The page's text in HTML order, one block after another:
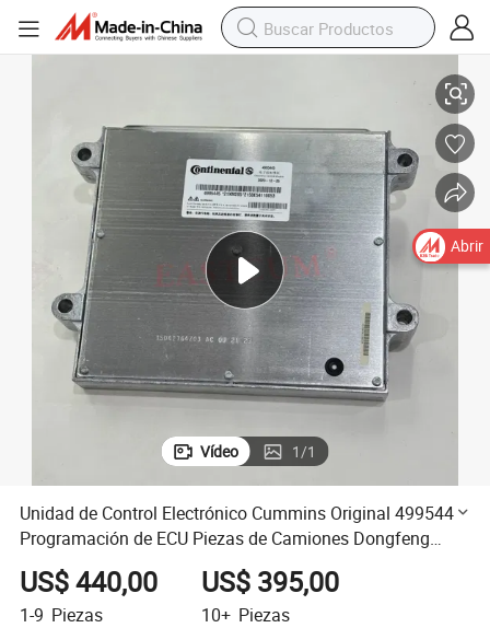
Vídeo 1/1
Unidad de Control Electrónico Cummins Original 4995445
Programación de ECU Piezas de Camiones Dongfeng
Cummins Isde6.7 Módulo de Control del Motor Diesel
US$ 440,00
1-9 Piezas
US$ 395,00
10+ Piezas
Abrir